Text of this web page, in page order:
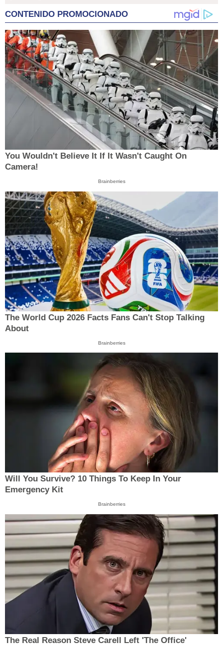
CONTENIDO PROMOCIONADO
You Wouldn't Believe It If It Wasn't Caught On
Camera!
Brainberries
The World Cup 2026 Facts Fans Can't Stop Talking
About
Brainberries
Will You Survive? 10 Things To Keep In Your
Emergency Kit
Brainberries
The Real Reason Steve Carell Left 'The Office'